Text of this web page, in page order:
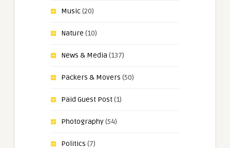
Music(20)
Nature (10)
News & Media (137)
Packers & Movers (50)
Paid Guest Post(1)
Photography(54)
Politics (7)